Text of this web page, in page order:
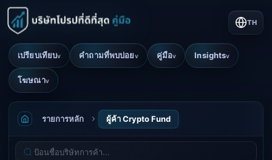
เปรียบเทียบv คำถามที่พบบ่อยv คู่มือv Insightsv
โฆษณาv
TH
รายการหลัก ผู้ค้า Crypto Fund